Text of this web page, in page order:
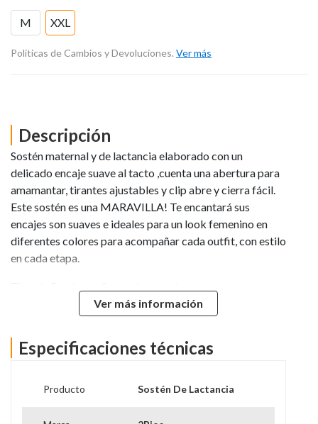
M XXL
Políticas de Cambios y Devoluciones. Ver más
Descripción
Sostén maternal y de lactancia elaborado con un
delicado encaje suave al tacto ,cuenta una abertura para
amamantar, tirantes ajustables y clip abre y cierra fácil.
Este sostén es una MARAVILLA! Te encantará sus
encajes son suaves e ideales para un look femenino en
diferentes colores para acompañar cada outfit, con estilo
en cada etapa.
Cuidado/Lavado: lavar a mano/no clorar
Caracteristicas: Talla M equivale a una talla S en Chile
Color: Negro
Ocasión: Casual
Ver más información
Especificaciones técnicas
Producto Sostén De Lactancia